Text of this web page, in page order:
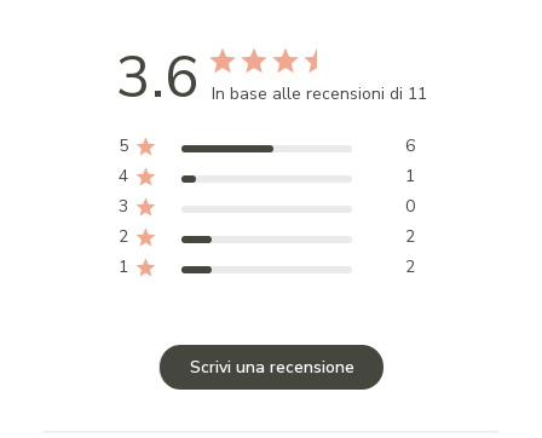
3.6 In base alle recensioni di 11
5
6
4
1
3
0
2
2
1
2
Scrivi una recensione